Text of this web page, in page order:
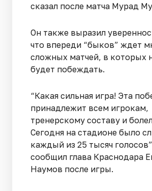
сказал после матча Мурад
Он также выразил
что впереди “быков” ждет
сложных матчей, в которых
будет побеждать.
“Какая сильная игра! Эта
принадлежит всем игрокам,
тренерскому составу и
Сегодня на стадионе было
каждый из 25 тысяч
сообщил глава Краснодара
Наумов после игры.